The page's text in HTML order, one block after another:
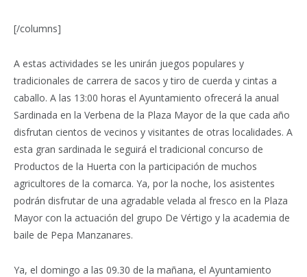
[/columns]
A estas actividades se les unirán juegos populares y
tradicionales de carrera de sacos y tiro de cuerda y cintas a
caballo. A las 13:00 horas el Ayuntamiento ofrecerá la anual
Sardinada en la Verbena de la Plaza Mayor de la que cada año
disfrutan cientos de vecinos y visitantes de otras localidades. A
esta gran sardinada le seguirá el tradicional concurso de
Productos de la Huerta con la participación de muchos
agricultores de la comarca. Ya, por la noche, los asistentes
podrán disfrutar de una agradable velada al fresco en la Plaza
Mayor con la actuación del grupo De Vértigo y la academia de
baile de Pepa Manzanares.
Ya, el domingo a las 09.30 de la mañana, el Ayuntamiento